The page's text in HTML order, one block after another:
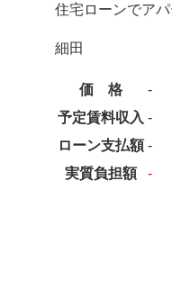
住宅ローンでア
細田
価 格
‐
予定賃料収入 ‐
ローン支払額 ‐
実質負担額
‐